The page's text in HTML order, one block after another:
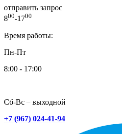
отправить запрос
800-1700
Время работы:
Пн-Пт
8:00 - 17:00
Сб-Вс – выходной
+7 (967) 024-41-94